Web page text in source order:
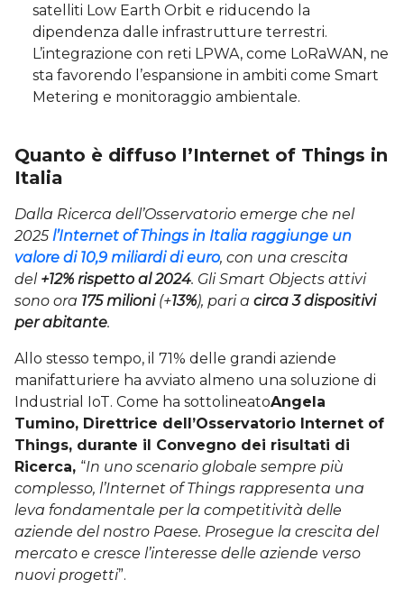
satelliti Low Earth Orbit e riducendo la
dipendenza dalle infrastrutture terrestri.
L’integrazione con reti LPWA, come LoRaWAN, ne
sta favorendo l’espansione in ambiti come Smart
Metering e monitoraggio ambientale.
Quanto è diffuso l’Internet of Things in
Italia
Dalla Ricerca dell’Osservatorio emerge che nel
2025l’Internet of Things in Italia raggiunge un
valore di 10,9 miliardi di euro, con una crescita
del +12% rispetto al 2024. Gli Smart Objects attivi
sono ora 175 milioni(+13%), pari a circa 3 dispositivi
per abitante.
Allo stesso tempo, il 71% delle grandi aziende
manifatturiere ha avviato almeno una soluzione di
Industrial IoT. Come ha sottolineatoAngela
Tumino, Direttrice dell’Osservatorio Internet of
Things, durante il Convegno dei risultati di
Ricerca, “In uno scenario globale sempre più
complesso, l’Internet of Things rappresenta una
leva fondamentale per la competitività delle
aziende del nostro Paese. Prosegue la crescita del
mercato e cresce l’interesse delle aziende verso
nuovi progetti”.